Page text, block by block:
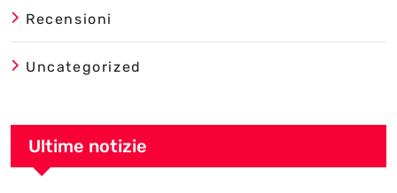
Recensioni
Uncategorized
Ultime notizie